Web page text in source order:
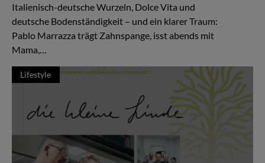
Italienisch-deutsche Wurzeln, Dolce Vita und
deutsche Bodenständigkeit – und ein klarer Traum:
Pablo Marrazza trägt Zahnspange, isst abends mit
Mama,…
Lifestyle